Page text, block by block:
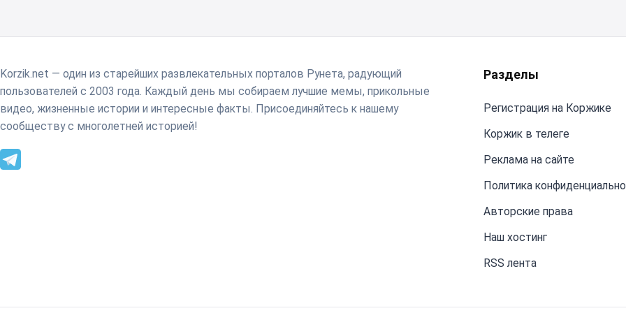
Korzik.net — один из старейших развлекательных порталов Рунета, радующий
пользователей с 2003 года. Каждый день мы собираем лучшие мемы, прикольные
видео, жизненные истории и интересные факты. Присоединяйтесь к нашему
сообществу с многолетней историей!
Разделы
Регистрация на Коржике
Коржик в телеге
Реклама на сайте
Политика
Авторские права
Наш хостинг
RSS лента